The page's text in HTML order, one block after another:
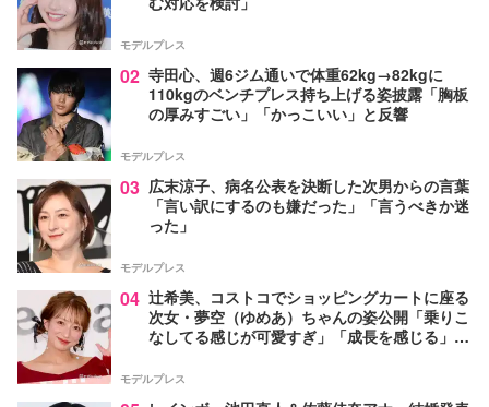
モデルプレス
02 寺田心、週6ジム通いで体重62kg→82kgに
110kgのベンチプレス持ち上げる姿披露「胸板
の厚みすごい」「かっこいい」と反響
モデルプレス
03 広末涼子、病名公表を決断した次男からの言葉
「言い訳にするのも嫌だった」「言うべきか迷
った」
モデルプレス
04 辻希美、コストコでショッピングカートに座る
次女・夢空（ゆめあ）ちゃんの姿公開「乗りこ
なしてる感じが可愛すぎ」「成長を感じる」の
モデルプレス